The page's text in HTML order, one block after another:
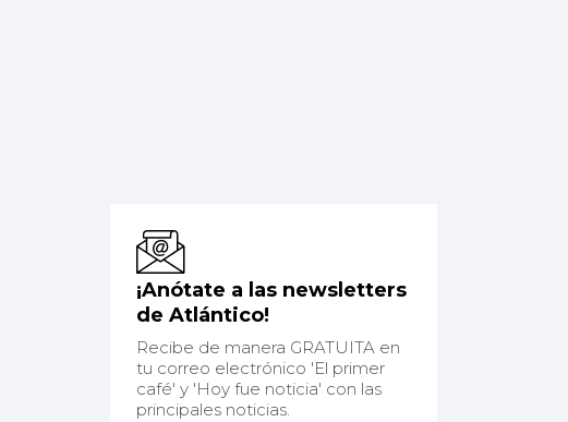
¡Anótate a las newsletters
de Atlántico!
Recibe de manera GRATUITA en
tu correo electrónico 'El primer
café' y 'Hoy fue noticia' con las
principales noticias.